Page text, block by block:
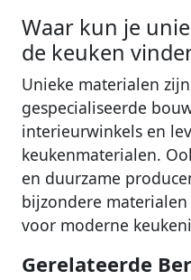
Waar kun je
de keuken
Unieke materialen
gespecialiseerde
interieurwinkels en
keukenmaterialen.
en duurzame
bijzondere
voor moderne
Gerelateerde